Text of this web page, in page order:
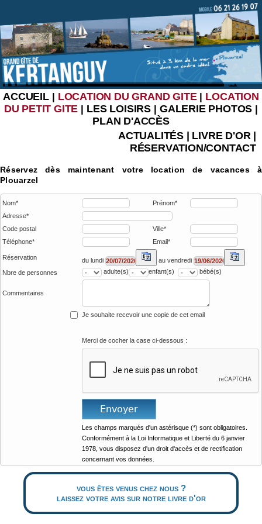
ACCUEIL| LOCATION DU GRAND GITE| LOCATION
DU PETIT GITE | LES LOISIRS | GALERIE PHOTOS |
PLAN D'ACCÈS
ACTUALITÉS| LIVRE D'OR|
RÉSERVATION/CONTACT
Réservez dès maintenant votre location de vacances à
Plouarzel
Nom*
Prénom*
Adresse*
Code postal
Ville*
Téléphone*
Email*
Réservation du lundi
au vendredi
Nbre de personnes
adulte(s) enfant(s) bébé(s)
Commentaires
Je souhaite recevoir une copie de cet email
Merci de cocher la case ci-dessous :
Les champs marqués d'un astérisque (*) sont obligatoires.
Conformément à la Loi Informatique et Liberté du 6 janvier
1978, vous disposez d'un droit d'accès et de rectification
concernant vos données.
vous êtes venus chez nous ?
laissez votre avis sur notre livre d'or